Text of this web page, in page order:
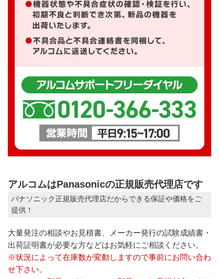
アルコムはPanasonicの正規販売代理店です
パナソニック正規販売代理店だからできる保証や価格をご
提供！
大量発注の相談やお見積書、メーカー発行の試験成績書・
出荷証明書が必要な方などはお気軽にご相談ください。
※状況によって在庫数が変動しますので事前にお問い合わ
せ下さい。